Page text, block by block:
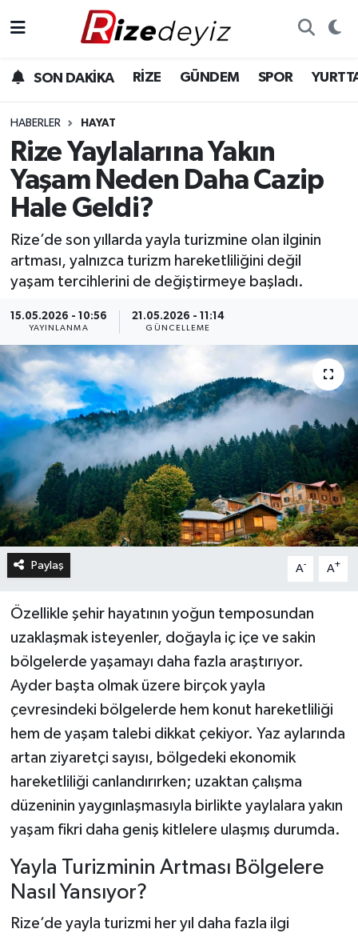
SON DAKİKA RİZE GÜNDEM SPOR
HABERLER HAYAT
Rize Yaylalarına Yakın
Yaşam Neden Daha Cazip
Hale Geldi?
Rize’de son yıllarda yayla turizmine olan ilginin
artması, yalnızca turizm hareketliliğini değil
yaşam tercihlerini de değiştirmeye başladı.
15.05.2026 - 10:56
YAYINLANMA
21.05.2026 - 11:14
GÜNCELLEME
Paylaş A- A+
Özellikle şehir hayatının yoğun temposundan
uzaklaşmak isteyenler, doğayla iç içe ve sakin
bölgelerde yaşamayı daha fazla araştırıyor.
Ayder başta olmak üzere birçok yayla
çevresindeki bölgelerde hem konut hareketliliği
hem de yaşam talebi dikkat çekiyor. Yaz aylarında
artan ziyaretçi sayısı, bölgedeki ekonomik
hareketliliği canlandırırken; uzaktan çalışma
düzeninin yaygınlaşmasıyla birlikte yaylalara yakın
yaşam fikri daha geniş kitlelere ulaşmış durumda.
Yayla Turizminin Artması Bölgelere
Nasıl Yansıyor?
Rize’de yayla turizmi her yıl daha fazla ilgi
Gündem
Yurttan Haberler
Ekonomi
Sağlık
Rize Hava Durumu
Rize Trafik Yoğunluk Haritası
Süper Lig Puan Durumu ve Fikstür
Son Dakika Haberleri